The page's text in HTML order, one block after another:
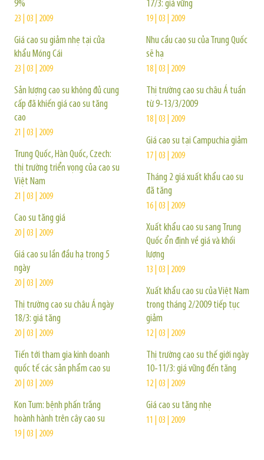
9%
23 | 03 | 2009
Giá cao su giảm nhẹ tại cửa
khẩu Móng Cái
23 | 03 | 2009
Sản lượng cao su không đủ cung
cấp đã khiến giá cao su tăng
cao
21 | 03 | 2009
Trung Quốc, Hàn Quốc, Czech:
thị trường triển vọng của cao su
Việt Nam
21 | 03 | 2009
Cao su tăng giá
20 | 03 | 2009
Giá cao su lần đầu hạ trong 5
ngày
20 | 03 | 2009
Thị trường cao su châu Á ngày
18/3: giá tăng
20 | 03 | 2009
Tiến tới tham gia kinh doanh
quốc tế các sản phẩm cao su
20 | 03 | 2009
Kon Tum: bệnh phấn trắng
hoành hành trên cây cao su
19 | 03 | 2009
17/3: giá vững
19 | 03 | 2009
Nhu cầu cao su của Trung Quốc
sẽ hạ
18 | 03 | 2009
Thị trường cao su châu Á tuần
từ 9-13/3/2009
18 | 03 | 2009
Giá cao su tại Campuchia giảm
17 | 03 | 2009
Tháng 2 giá xuất khẩu cao su
đã tăng
16 | 03 | 2009
Xuất khẩu cao su sang Trung
Quốc ổn định về giá và khối
lượng
13 | 03 | 2009
Xuất khẩu cao su của Việt Nam
trong tháng 2/2009 tiếp tục
giảm
12 | 03 | 2009
Thị trường cao su thế giới ngày
10-11/3: giá vững đến tăng
12 | 03 | 2009
Giá cao su tăng nhẹ
11 | 03 | 2009